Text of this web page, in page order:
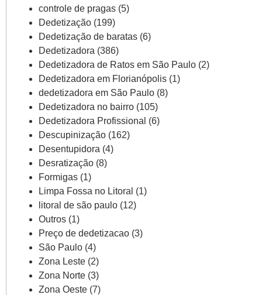
controle de pragas (5)
Dedetização (199)
Dedetização de baratas (6)
Dedetizadora (386)
Dedetizadora de Ratos em São Paulo (2)
Dedetizadora em Florianópolis (1)
dedetizadora em São Paulo (8)
Dedetizadora no bairro (105)
Dedetizadora Profissional (6)
Descupinização (162)
Desentupidora (4)
Desratização (8)
Formigas (1)
Limpa Fossa no Litoral (1)
litoral de são paulo (12)
Outros (1)
Preço de dedetizacao (3)
São Paulo (4)
Zona Leste (2)
Zona Norte (3)
Zona Oeste (7)